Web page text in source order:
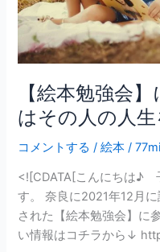
【絵本勉強会
はその人の人
コメントする /絵本 /
<![CDATA[こんにちは♪
す。 奈良に2021年12月
された【絵本勉強会】に
い情報はコチラから↓
し
て
～
絵
は
そ
の
の
人
生
を